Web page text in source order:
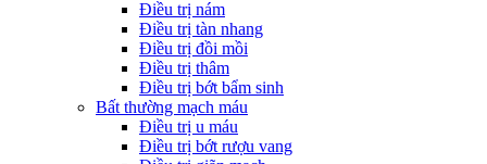
Điều trị nám
Điều trị tàn nhang
Điều trị đồi mồi
Điều trị thâm
Điều trị bớt bẩm sinh
Bất thường mạch máu
Điều trị u máu
Điều trị bớt rượu vang